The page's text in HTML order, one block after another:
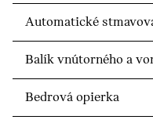
Automatické
Balík vnútorného a
Bedrová opierka